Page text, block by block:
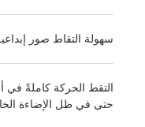
سهولة التقاط صور
حتى في ظل الإضاءة